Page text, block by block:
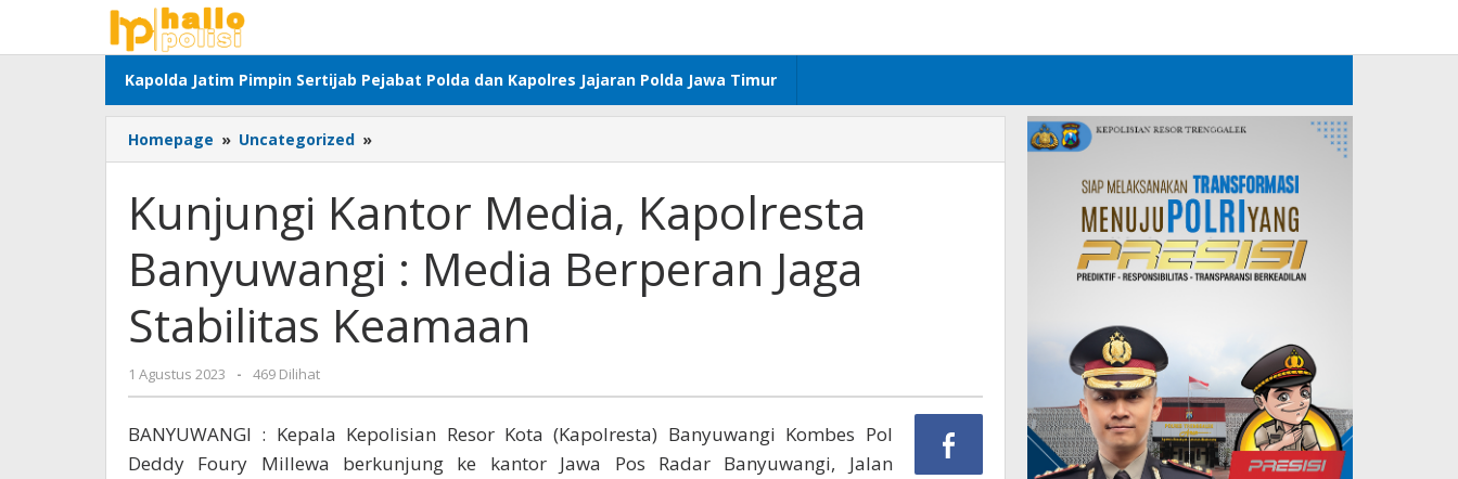
konten
Kapolda Jatim Pimpin Sertijab Pejabat Polda dan Kapolres Jajaran Polda Jawa Timur
Homepage » Uncategorized »
Kantor
Kapolresta
Banyuwangi
Jaga
Stabilitas
Kunjungi Kantor Media, Kapolresta
Banyuwangi : Media Berperan Jaga
Stabilitas Keamaan
1 Agustus 2023
oleh
Adhis
- 469 Dilihat
BANYUWANGI : Kepala Kepolisian Resor Kota (Kapolresta) Banyuwangi Kombes Pol
Deddy Foury Millewa berkunjung ke kantor Jawa Pos Radar Banyuwangi, Jalan